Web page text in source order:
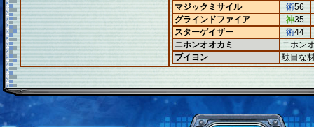
マジックミサイル
術56
グラインドファイア
神35
スターゲイザー
術44
ニホンオオカミ
ニホン
ブイヨン
駄目な